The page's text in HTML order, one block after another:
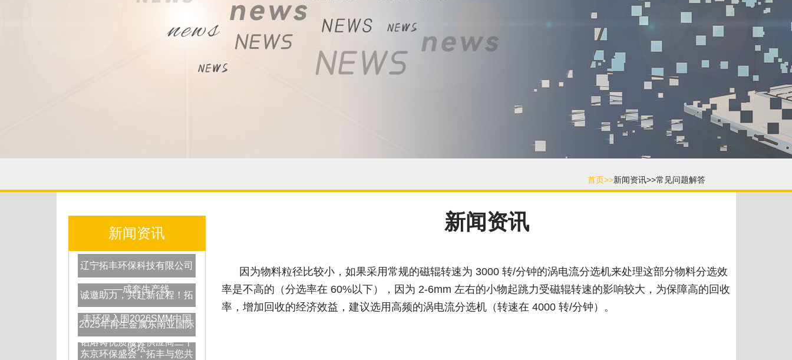
首页>>新闻资讯>>常见问题解答
新闻资讯
辽宁拓丰环保科技有限公司
——成套生产线
诚邀助力，共赴新征程！拓
丰环保入围2026SMM中国
铝熔铸优质服务供应商二十
2025年再生金属东南亚国际
论坛
东京环保盛会，拓丰与您共
新闻资讯
因为物料粒径比较小，如果采用常规的磁辊转速为 3000 转/分钟的涡电流分选机来处理这部分物料分选效
率是不高的（分选率在 60%以下），因为 2-6mm 左右的小物起跳力受磁辊转速的影响较大，为保障高的回收
率，增加回收的经济效益，建议选用高频的涡电流分选机（转速在 4000 转/分钟）。